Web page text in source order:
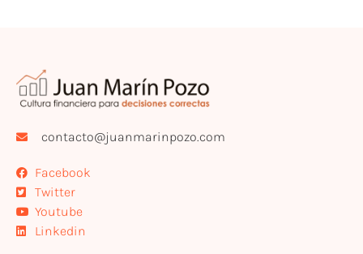
contacto@juanmarinpozo.com
Facebook
Twitter
Youtube
Linkedin